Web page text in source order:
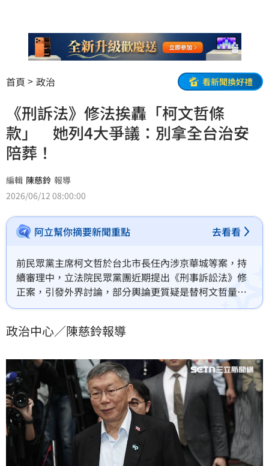
首頁 政治 看新聞換好禮
《刑訴法》修法挨轟「柯文哲條
款」 她列4大爭議：別拿全台治安
陪葬！
編輯 陳慈鈴 報導
2026/06/12 08:00:00
阿立幫你摘要新聞重點 去看看
前民眾黨主席柯文哲於台北市長任內涉京華城等案，持
續審理中，立法院民眾黨團近期提出《刑事訴訟法》修
正案，引發外界討論，部分輿論更質疑是替柯文哲量身
打造的「柯文哲條款」。對此，民進黨台北市議員許淑
該為了拯救前主席柯文哲一人，拿全台灣的治安陪
政治中心／陳慈鈴報導